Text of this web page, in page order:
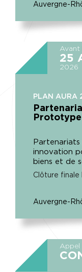
Auvergne-
Avant
25
2026
PLAN AURA
Prototype
innovation
biens et de
Clôture finale
Auvergne-
Appel